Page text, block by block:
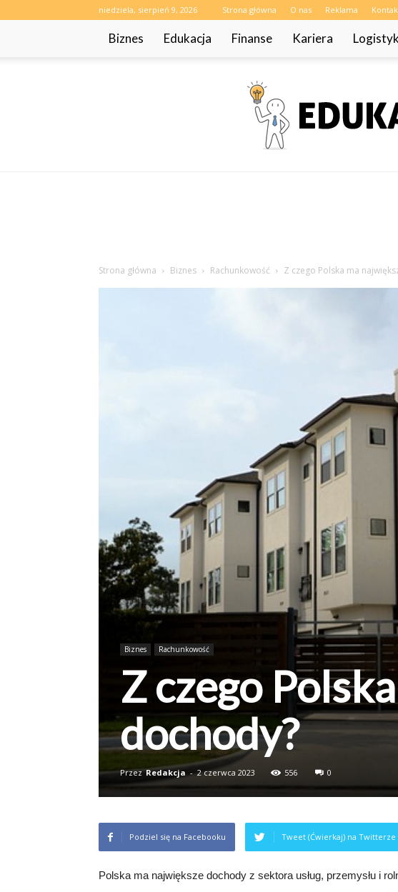
niedziela, sierpień 9, 2026 Strona główna O nas Reklama
Biznes Edukacja Finanse Kariera
Strona główna Biznes Rachunkowość Z czego Polska ma
Biznes Rachunkowość
Z czego
dochody?
Przez Redakcja - 2 czerwca 2023 556 0
Podziel się na Facebooku Tweet (Ćwierkaj) na Twitterze
Polska ma największe dochody z sektora usług, przemysłu i